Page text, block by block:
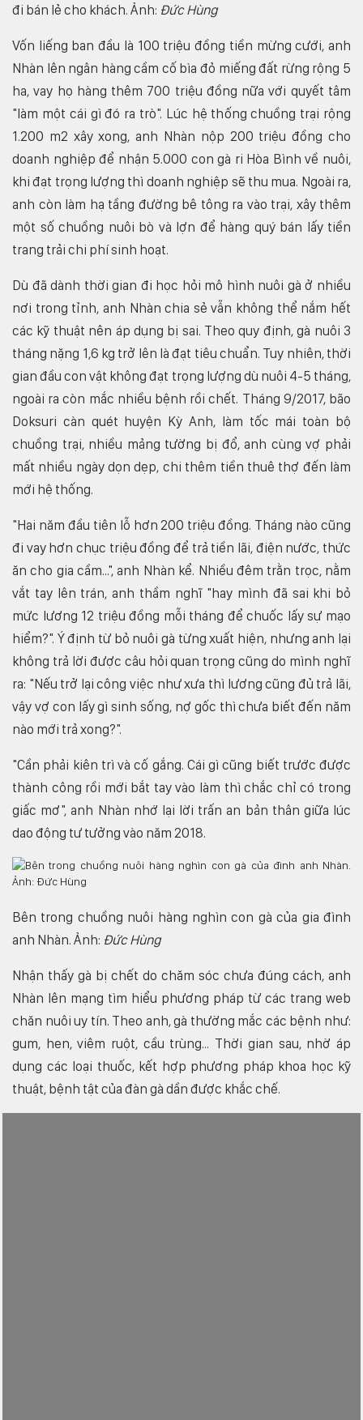
đi bán lẻ cho khách. Ảnh: Đức Hùng
Vốn liếng ban đầu là 100 triệu đồng tiền mừng cưới, anh
Nhàn lên ngân hàng cầm cố bìa đỏ miếng đất rừng rộng 5
ha, vay họ hàng thêm 700 triệu đồng nữa với quyết tâm
"làm một cái gì đó ra trò". Lúc hệ thống chuồng trại rộng
1.200 m2 xây xong, anh Nhàn nộp 200 triệu đồng cho
doanh nghiệp để nhận 5.000 con gà ri Hòa Bình về nuôi,
khi đạt trọng lượng thì doanh nghiệp sẽ thu mua. Ngoài ra,
anh còn làm hạ tầng đường bê tông ra vào trại, xây thêm
một số chuồng nuôi bò và lợn để hàng quý bán lấy tiền
trang trải chi phí sinh hoạt.
Dù đã dành thời gian đi học hỏi mô hình nuôi gà ở nhiều
nơi trong tỉnh, anh Nhàn chia sẻ vẫn không thể nắm hết
các kỹ thuật nên áp dụng bị sai. Theo quy định, gà nuôi 3
tháng nặng 1,6 kg trở lên là đạt tiêu chuẩn. Tuy nhiên, thời
gian đầu con vật không đạt trọng lượng dù nuôi 4-5 tháng,
ngoài ra còn mắc nhiều bệnh rồi chết. Tháng 9/2017, bão
Doksuri càn quét huyện Kỳ Anh, làm tốc mái toàn bộ
chuồng trại, nhiều mảng tường bị đổ, anh cùng vợ phải
mất nhiều ngày dọn dẹp, chi thêm tiền thuê thợ đến làm
mới hệ thống.
"Hai năm đầu tiên lỗ hơn 200 triệu đồng. Tháng nào cũng
đi vay hơn chục triệu đồng để trả tiền lãi, điện nước, thức
ăn cho gia cầm...", anh Nhàn kể. Nhiều đêm trằn trọc, nằm
vắt tay lên trán, anh thầm nghĩ "hay mình đã sai khi bỏ
mức lương 12 triệu đồng mỗi tháng để chuốc lấy sự mạo
hiểm?". Ý định từ bỏ nuôi gà từng xuất hiện, nhưng anh lại
không trả lời được câu hỏi quan trọng cũng do mình nghĩ
ra: "Nếu trở lại công việc như xưa thì lương cũng đủ trả lãi,
vậy vợ con lấy gì sinh sống, nợ gốc thì chưa biết đến năm
nào mới trả xong?".
"Cần phải kiên trì và cố gắng. Cái gì cũng biết trước được
thành công rồi mới bắt tay vào làm thì chắc chỉ có trong
giấc mơ", anh Nhàn nhớ lại lời trấn an bản thân giữa lúc
dao động tư tưởng vào năm 2018.
Bên trong chuồng nuôi hàng nghìn con gà của gia đình
anh Nhàn. Ảnh: Đức Hùng
Nhận thấy gà bị chết do chăm sóc chưa đúng cách, anh
Nhàn lên mạng tìm hiểu phương pháp từ các trang web
chăn nuôi uy tín. Theo anh, gà thường mắc các bệnh như:
gum, hen, viêm ruột, cầu trùng... Thời gian sau, nhờ áp
dụng các loại thuốc, kết hợp phương pháp khoa học kỹ
thuật, bệnh tật của đàn gà dần được khắc chế.